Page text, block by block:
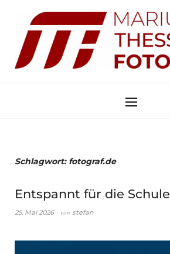
Schlagwort: fotograf.de
Entspannt für die Schule
25. Mai 2026 von stefan